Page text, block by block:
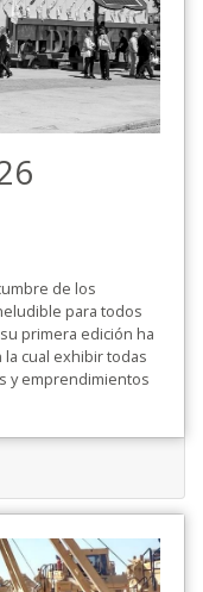
de los
para todos
primera edición ha
cual exhibir todas
y emprendimientos